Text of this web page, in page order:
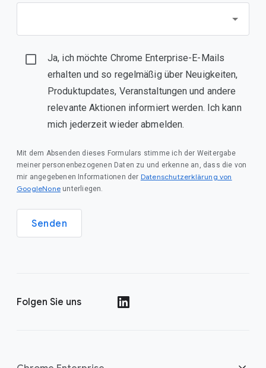
Ja, ich möchte Chrome Enterprise-E-Mails
erhalten und so regelmäßig über Neuigkeiten,
Produktupdates, Veranstaltungen und andere
relevante Aktionen informiert werden. Ich kann
mich jederzeit wieder abmelden.
Mit dem Absenden dieses Formulars stimme ich der Weitergabe
meiner personenbezogenen Daten zu und erkenne an, dass die von
mir angegebenen Informationen der Datenschutzerklärung von
GoogleNone unterliegen.
Senden
Folgen Sie uns